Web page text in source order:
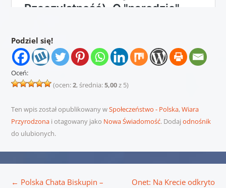
Podziel się!
Oceń:
(ocen:2, średnia:5,00z 5)
Ten wpis został opublikowany wSpołeczeństwo - Polska,Wiara
Przyrodzonai otagowany jako Nowa Świadomość. Dodaj odnośnik
do ulubionych.
← Polska Chata Biskupin –
Onet: Na Krecie odkryto